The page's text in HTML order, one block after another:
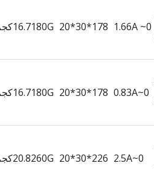
0~ 1.66A
178*30*20
180G16.7كجم
0~0.83A
178*30*20
180G16.7كجم
0~2.5A
226*30*20
260G20.8كجم